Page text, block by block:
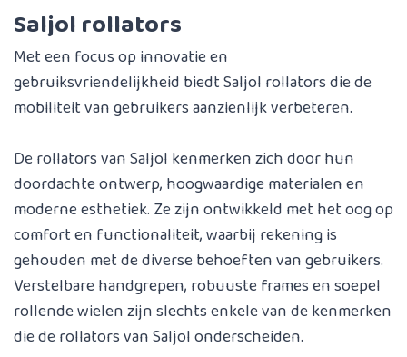
Saljol rollators
Met een focus op innovatie en
gebruiksvriendelijkheid biedt Saljol rollators die de
mobiliteit van gebruikers aanzienlijk verbeteren.
De rollators van Saljol kenmerken zich door hun
doordachte ontwerp, hoogwaardige materialen en
moderne esthetiek. Ze zijn ontwikkeld met het oog op
comfort en functionaliteit, waarbij rekening is
gehouden met de diverse behoeften van gebruikers.
Verstelbare handgrepen, robuuste frames en soepel
rollende wielen zijn slechts enkele van de kenmerken
die de rollators van Saljol onderscheiden.